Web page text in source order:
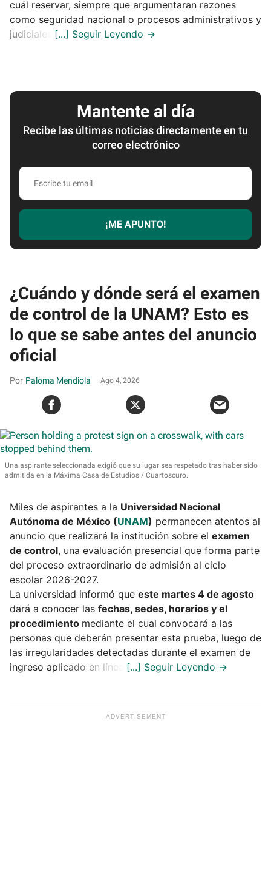
cuál reservar, siempre que argumentaran razones
como seguridad nacional o procesos administrativos y
judiciales.
Mantente al día
Recibe las últimas noticias directamente en tu
correo electrónico
Escribe
email
¡ME APUNTO!
¿Cuándo y dónde será el examen
de control de la UNAM? Esto es
lo que se sabe antes del anuncio
oficial
Paloma Mendiola Ago 4, 2026
Una aspirante seleccionada exigió que su lugar sea respetado tras haber sido
admitida en la Máxima Casa de Estudios
Cuartoscuro.
Miles de aspirantes a la Universidad Nacional
Autónoma de México (UNAM) permanecen atentos al
anuncio que realizará la institución sobre el examen
de control, una evaluación presencial que forma parte
del proceso extraordinario de admisión al ciclo
escolar 2026-2027.
La universidad informó que este martes 4 de agosto
dará a conocer las fechas, sedes, horarios y el
procedimiento mediante el cual convocará a las
personas que deberán presentar esta prueba, luego de
las irregularidades detectadas durante el examen de
ingreso aplicado en línea.